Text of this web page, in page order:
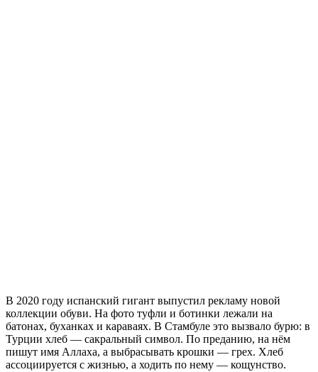
В 2020 году испанский гигант выпустил рекламу новой
коллекции обуви. На фото туфли и ботинки лежали на
батонах, буханках и караваях. В Стамбуле это вызвало бурю: в
Турции хлеб — сакральный символ. По преданию, на нём
пишут имя Аллаха, а выбрасывать крошки — грех. Хлеб
ассоциируется с жизнью, а ходить по нему — кощунство.